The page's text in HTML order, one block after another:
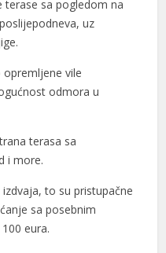
terase sa pogledom na
uz
opremljene vile
odmora u
terasa sa
i more.
to su pristupačne
sa posebnim
eura.